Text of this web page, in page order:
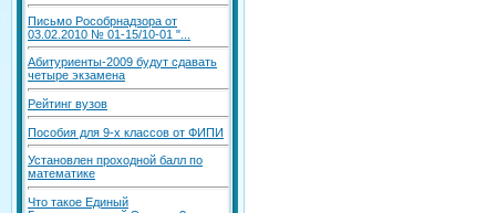
Письмо Рособрнадзора от
03.02.2010 № 01-15/10-01 "...
Абитуриенты-2009 будут сдавать
четыре экзамена
Рейтинг вузов
Пособия для 9-х классов от ФИПИ
Установлен проходной балл по
математике
Что такое Единый